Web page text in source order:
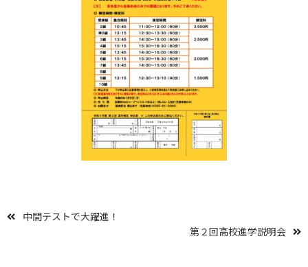
中間テストで大躍進！
第２回高校進学説明会